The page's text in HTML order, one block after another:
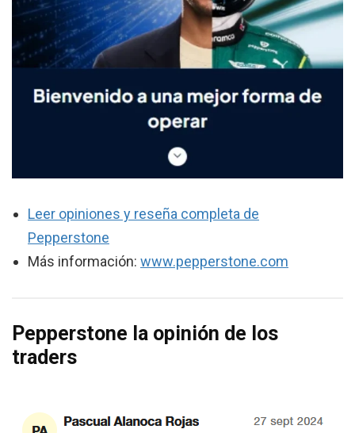
Leer opiniones y reseña completa de
Pepperstone
Más información: www.pepperstone.com
Pepperstone la opinión de los
traders